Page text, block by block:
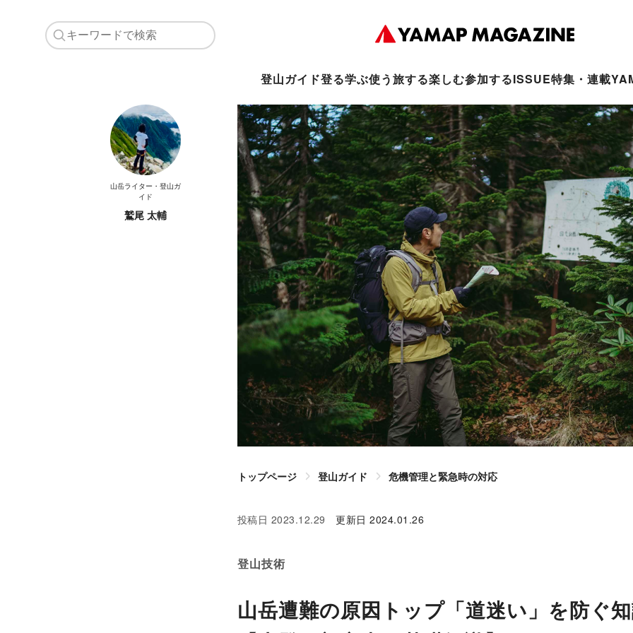
登山ガイド登る学ぶ使う旅する楽しむ参加するISSUE特集・連載
山岳ライター・登山ガ
イド
鷲尾 太輔
トップページ 登山ガイド 危機管理と緊急時の対応
投稿日 2023.12.29 更新日 2024.01.26
登山技術
山岳遭難の原因トップ「道迷い」を防ぐ